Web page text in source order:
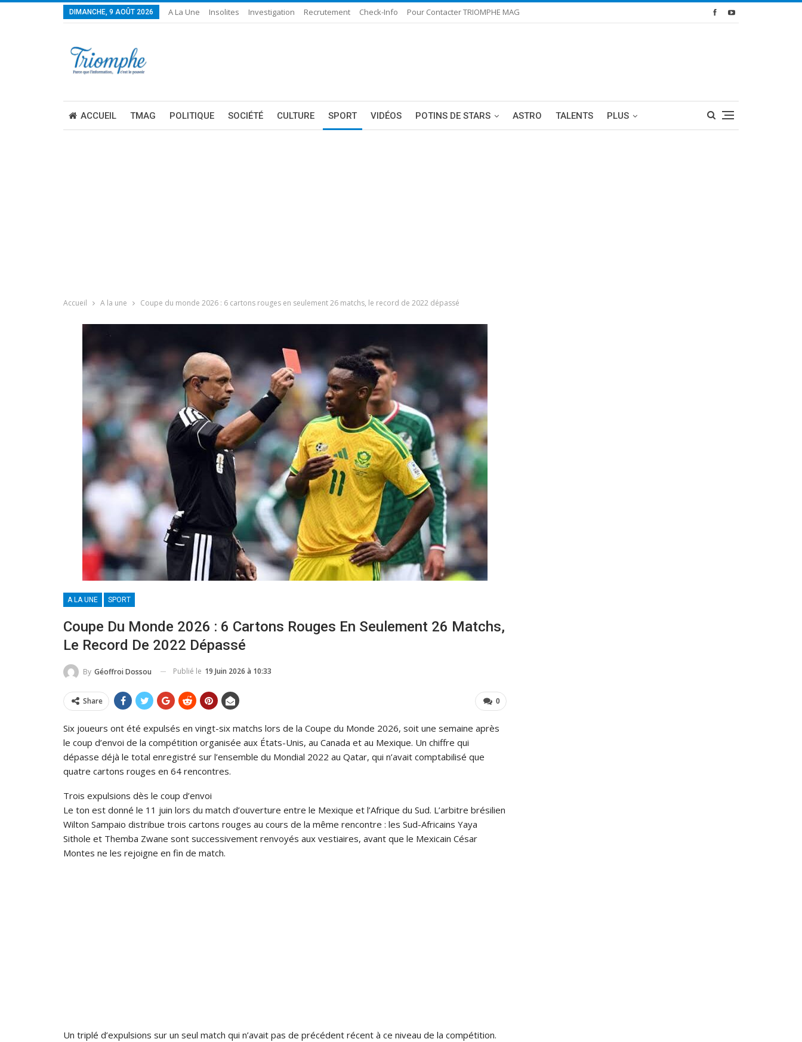
DIMANCHE, 9 AOÛT 2026 A La Une Insolites Investigation Recrutement Check-Info Pour Contacter TRIOMPHE MAG
ACCUEIL TMAG POLITIQUE SOCIÉTÉ CULTURE SPORT VIDÉOS POTINS DE STARS ASTRO TALENTS PLUS
Accueil A la une Coupe du monde 2026 : 6 cartons rouges en seulement 26 matchs, le record de 2022 dépassé
A LA UNE SPORT
Coupe Du Monde 2026 : 6 Cartons Rouges En Seulement 26 Matchs,
Le Record De 2022 Dépassé
By Géoffroi Dossou Publié le 19 Juin 2026 à 10:33
0
Share
Six joueurs ont été expulsés en vingt-six matchs lors de la Coupe du Monde 2026, soit une semaine après
le coup d’envoi de la compétition organisée aux États-Unis, au Canada et au Mexique. Un chiffre qui
dépasse déjà le total enregistré sur l’ensemble du Mondial 2022 au Qatar, qui n’avait comptabilisé que
quatre cartons rouges en 64 rencontres.
Trois expulsions dès le coup d’envoi
Le ton est donné le 11 juin lors du match d’ouverture entre le Mexique et l’Afrique du Sud. L’arbitre brésilien
Wilton Sampaio distribue trois cartons rouges au cours de la même rencontre : les Sud-Africains Yaya
Sithole et Themba Zwane sont successivement renvoyés aux vestiaires, avant que le Mexicain César
Montes ne les rejoigne en fin de match.
Un triplé d’expulsions sur un seul match qui n’avait pas de précédent récent à ce niveau de la compétition.